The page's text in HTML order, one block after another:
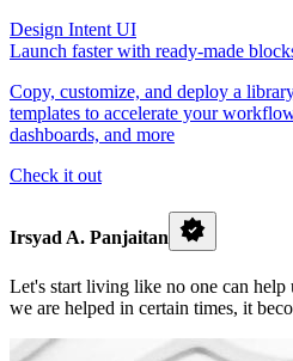
Design Intent UI
Launch faster with ready-made
Copy, customize, and deploy a
templates to accelerate your
dashboards, and more
Check it out
Irsyad A. Panjaitan
Let's start living like no one can help
we are helped in certain times, it